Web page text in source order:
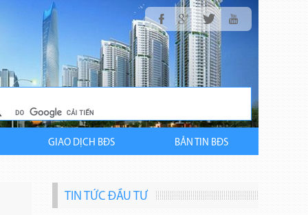
GIAO DỊCH BĐS BẢN TIN BĐS
TIN TỨC ĐẦU TƯ